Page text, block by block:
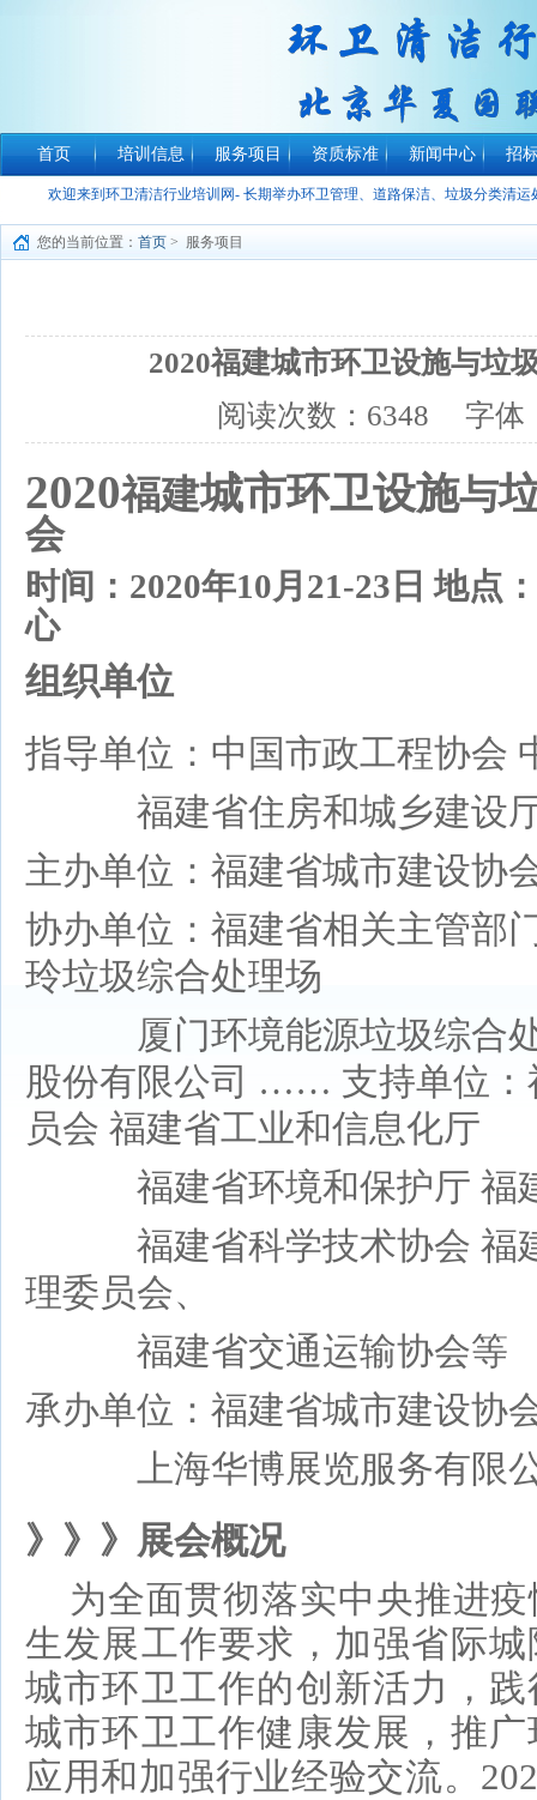
首页 培训信息 服务项目 资质标准 新闻中心 招
欢迎来到环卫清洁行业培训网- 长期举办环卫管理、道路保洁、垃圾分类清
您的当前位置： 首页 > 服务项目
2020福建城市环卫设施与垃
阅读次数： 6348 字体
2020福建城市环卫设施与
会
时间： 2020年10月21-23日 地点
心
组织单位
指导单位：中国市政工程协会
福建省住房和城乡建设
主办单位：福建省城市建设协
协办单位：福建省相关主管部
玲垃圾综合处理场
厦门环境能源垃圾综合
股份有限公司
…… 支持单位：
员会 福建省工业和信息化厅
福建省环境和保护厅 福
福建省科学技术协会 福
理委员会、
福建省交通运输协会等
承办单位：福建省城市建设协
上海华博展览服务有限
》》》展会概况
为全面贯彻落实中央推进
生发展工作要求，加强省际
城市环卫工作的创新活力，
城市环卫工作健康发展，推
应用和加强行业经验交流。